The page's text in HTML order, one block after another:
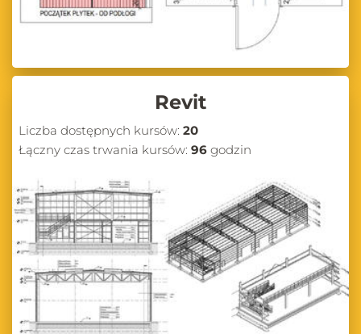
Revit
Liczba dostępnych kursów: 20
Łączny czas trwania kursów: 96 godzin